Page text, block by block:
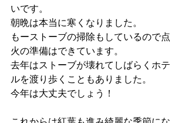
いです。
朝晩は本当に寒くなりました。
もーストーブの掃除もしているので点
火の準備はできています。
去年はストーブが壊れてしばらくホテ
ルを渡り歩くこともありました。
今年は大丈夫でしょう！